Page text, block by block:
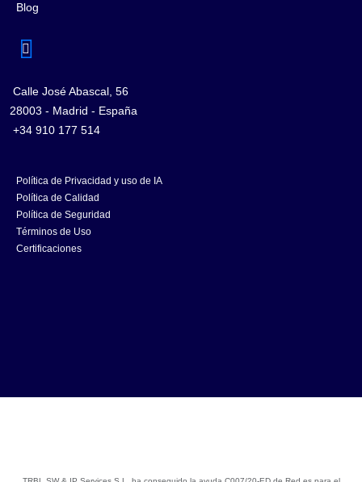
Blog
Calle José Abascal, 56
28003 - Madrid - España
+34 910 177 514
Política de Privacidad y uso de IA
Política de Calidad
Política de Seguridad
Términos de Uso
Certificaciones